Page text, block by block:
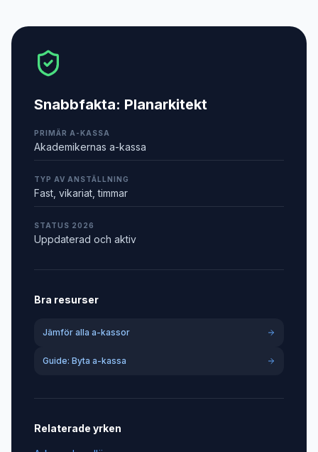
Snabbfakta: Planarkitekt
PRIMÄR A-KASSA
Akademikernas a-kassa
TYP AV ANSTÄLLNING
Fast, vikariat, timmar
STATUS 2026
Uppdaterad och aktiv
Bra resurser
Jämför alla a-kassor
Guide: Byta a-kassa
Relaterade yrken